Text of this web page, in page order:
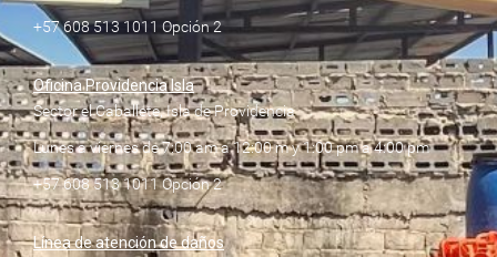
+57 608 513 1011 Opción 2
Oficina Providencia Isla
Sector el Caballete, Isla de Providencia
Lunes a viernes de 7:00 am a 12:00 m y 1:00 pm a 4:00 pm
+57 608 513 1011 Opción 2
Línea de atención de daños